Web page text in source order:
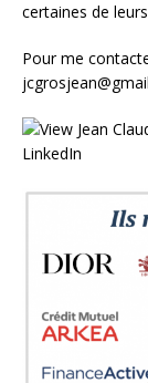
certaines de
Pour me